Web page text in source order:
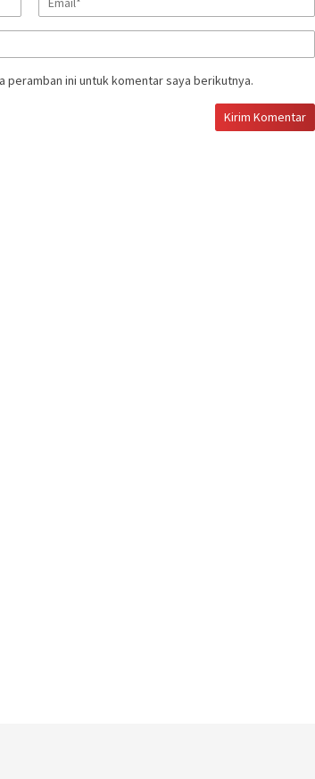
peramban ini untuk komentar saya berikutnya.